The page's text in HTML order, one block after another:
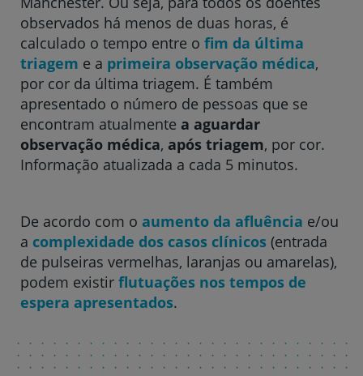
Hospital CUF Faro
Clínica CUF Funchal
Clínica CUF Guia - AlgarveShopping
Hospital CUF Madeira
observados há menos de duas horas, é
calculado o tempo entre o fim da última
triagem e a primeira observação médica,
por cor da última triagem. É também
apresentado o número de pessoas que se
encontram atualmente a aguardar
observação médica, após triagem, por cor.
Informação atualizada a cada 5 minutos.
De acordo com o aumento da afluência e/ou
a complexidade dos casos clínicos (entrada
de pulseiras vermelhas, laranjas ou amarelas),
podem existir flutuações nos tempos de
espera apresentados.